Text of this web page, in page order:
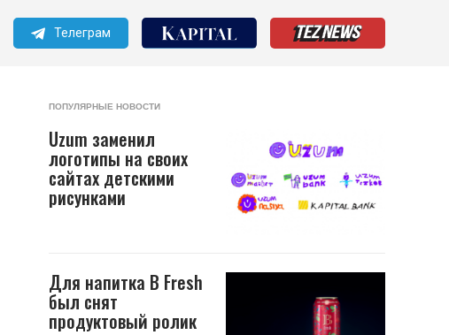
Телеграм
ПОПУЛЯРНЫЕ НОВОСТИ
Uzum заменил
логотипы на своих
сайтах детскими
рисунками
Для напитка B Fresh
был снят
продуктовый ролик